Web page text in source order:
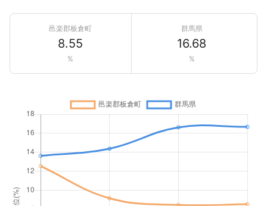
邑楽郡板倉町
8.55
%
群馬県
16.68
%